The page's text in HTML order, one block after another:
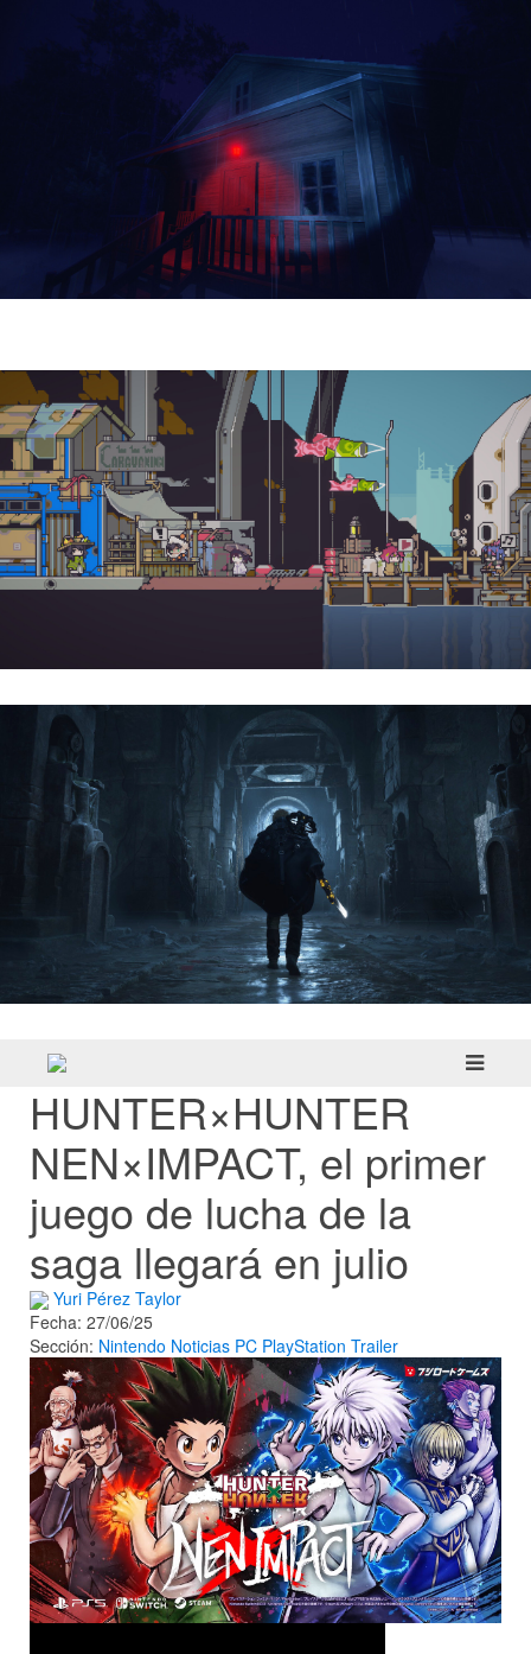
HUNTER×HUNTER
NEN×IMPACT, el primer
juego de lucha de la
saga llegará en julio
Yuri Pérez Taylor
Fecha: 27/06/25
Sección: Nintendo Noticias PC PlayStation Trailer